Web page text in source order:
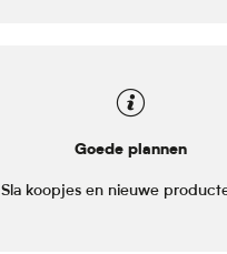
Goede plannen
Sla koopjes en nieuwe